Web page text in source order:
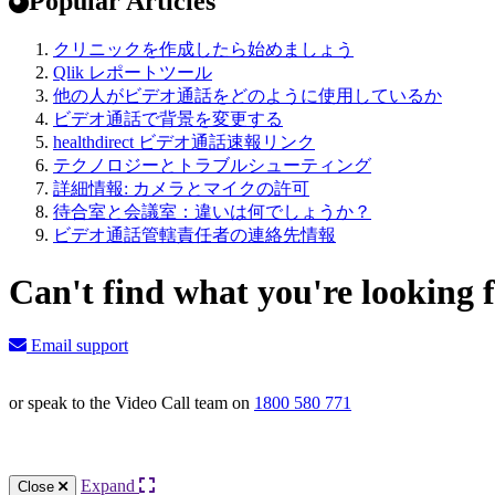
クリニックを作成したら始めましょう
Qlik レポートツール
他の人がビデオ通話をどのように使用しているか
ビデオ通話で背景を変更する
healthdirect ビデオ通話速報リンク
テクノロジーとトラブルシューティング
詳細情報: カメラとマイクの許可
待合室と会議室：違いは何でしょうか？
ビデオ通話管轄責任者の連絡先情報
Can't find what you're looking
Email support
or speak to the Video Call team on 1800 580 771
Close
Expand